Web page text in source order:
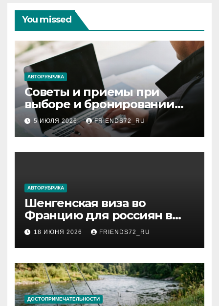
You missed
АВТОРУБРИКА
Советы и приемы при
выборе и бронировании
авиабилетов
5 ИЮЛЯ 2026 FRIENDS72_RU
АВТОРУБРИКА
Шенгенская виза во
Францию для россиян в
2026 году: сроки от 3 дней
и список необходимых
документов
18 ИЮНЯ 2026 FRIENDS72_RU
ДОСТОПРИМЕЧАТЕЛЬНОСТИ